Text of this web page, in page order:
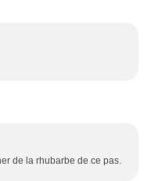
de la rhubarbe de ce pas.